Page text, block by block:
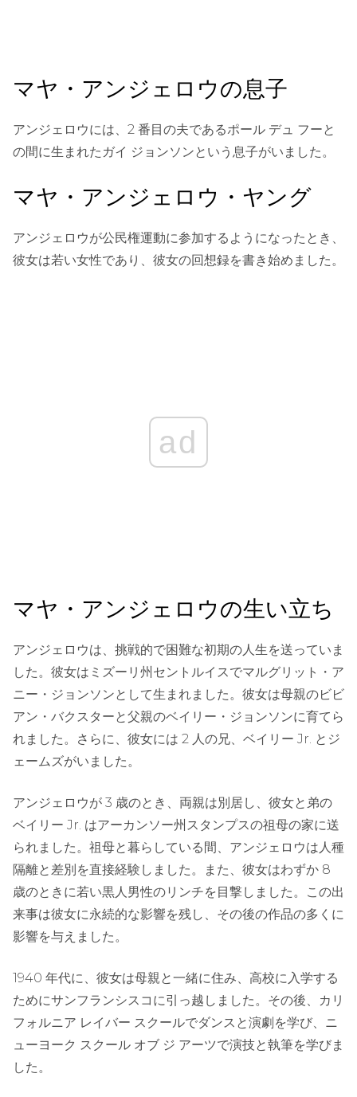
マヤ・アンジェロウの息子
アンジェロウには、2 番目の夫であるポール デュ フーと
の間に生まれたガイ ジョンソンという息子がいました。
マヤ・アンジェロウ・ヤング
アンジェロウが公民権運動に参加するようになったとき、
彼女は若い女性であり、彼女の回想録を書き始めました。
ad
マヤ・アンジェロウの生い立ち
アンジェロウは、挑戦的で困難な初期の人生を送っていま
した。彼女はミズーリ州セントルイスでマルグリット・ア
ニー・ジョンソンとして生まれました。彼女は母親のビビ
アン・バクスターと父親のベイリー・ジョンソンに育てら
れました。さらに、彼女には 2 人の兄、ベイリー Jr. とジ
ェームズがいました。
アンジェロウが 3 歳のとき、両親は別居し、彼女と弟の
ベイリー Jr. はアーカンソー州スタンプスの祖母の家に送
られました。祖母と暮らしている間、アンジェロウは人種
隔離と差別を直接経験しました。また、彼女はわずか 8
歳のときに若い黒人男性のリンチを目撃しました。この出
来事は彼女に永続的な影響を残し、その後の作品の多くに
影響を与えました。
1940 年代に、彼女は母親と一緒に住み、高校に入学する
ためにサンフランシスコに引っ越しました。その後、カリ
フォルニア レイバー スクールでダンスと演劇を学び、ニ
ューヨーク スクール オブ ジ アーツで演技と執筆を学びま
した。